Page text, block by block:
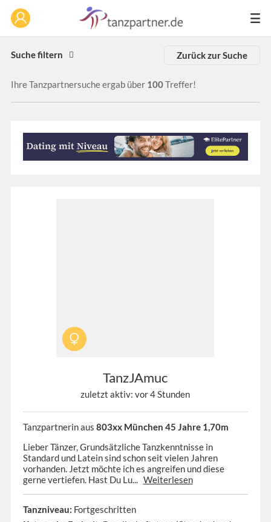
Suche filtern Zurück zur Suche
Ihre Tanzpartnersuche ergab über 100Treffer!
TanzJAmuc
zuletzt aktiv: vor 4 Stunden
Tanzpartnerin aus 803xx München 45 Jahre 1,70m
Lieber Tänzer, Grundsätzliche Tanzkenntnisse in
Standard und Latein sind schon seit vielen Jahren
vorhanden. Jetzt möchte ich es angreifen und diese
gerne vertiefen. Hast Du Lu... Weiterlesen
Tanzniveau: Fortgeschritten